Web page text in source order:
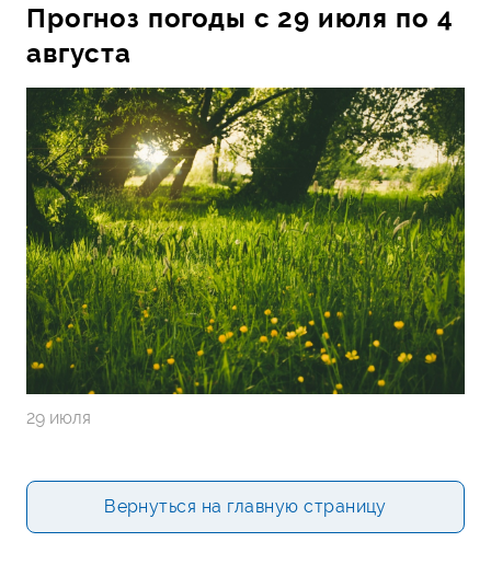
Прогноз погоды с 29 июля по 4
августа
29 июля
Вернуться на главную страницу